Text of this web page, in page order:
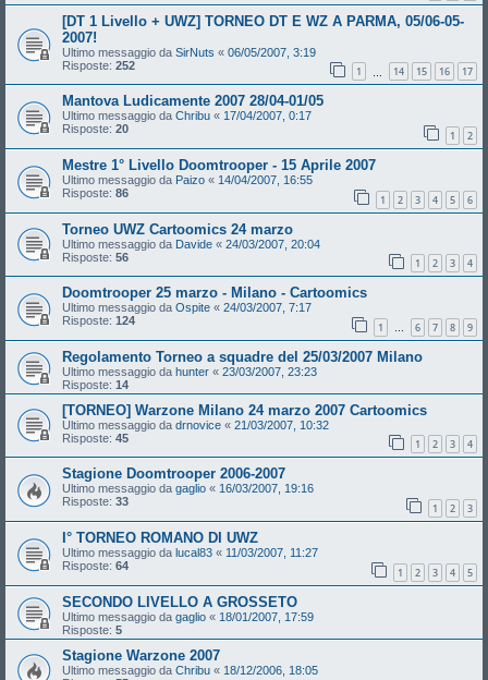
[DT 1 Livello + UWZ] TORNEO DT E WZ A PARMA, 05/06-05-
2007!
Ultimo messaggio da SirNuts « 06/05/2007, 3:19
Risposte: 252 1 14 15 16 17
Mantova Ludicamente 2007 28/04-01/05
Ultimo messaggio da Chribu « 17/04/2007, 0:17
Risposte: 20 1 2
Mestre 1° Livello Doomtrooper - 15 Aprile 2007
Ultimo messaggio da Paizo « 14/04/2007, 16:55
Risposte: 86 1 2 3 4 5 6
Torneo UWZ Cartoomics 24 marzo
Ultimo messaggio da Davide « 24/03/2007, 20:04
Risposte: 56 1 2 3 4
Doomtrooper 25 marzo - Milano - Cartoomics
Ultimo messaggio da Ospite « 24/03/2007, 7:17
Risposte: 124 1 … 6 7 8 9
Regolamento Torneo a squadre del 25/03/2007 Milano
Ultimo messaggio da hunter « 23/03/2007, 23:23
Risposte: 14
[TORNEO] Warzone Milano 24 marzo 2007 Cartoomics
Ultimo messaggio da drnovice « 21/03/2007, 10:32
Risposte: 45 1 2 3 4
Stagione Doomtrooper 2006-2007
Ultimo messaggio da gaglio « 16/03/2007, 19:16
Risposte: 33 1 2 3
I° TORNEO ROMANO DI UWZ
Ultimo messaggio da lucal83 « 11/03/2007, 11:27
Risposte: 64 1 2 3 4 5
SECONDO LIVELLO A GROSSETO
Ultimo messaggio da gaglio « 18/01/2007, 17:59
Risposte: 5
Stagione Warzone 2007
Ultimo messaggio da Chribu « 18/12/2006, 18:05